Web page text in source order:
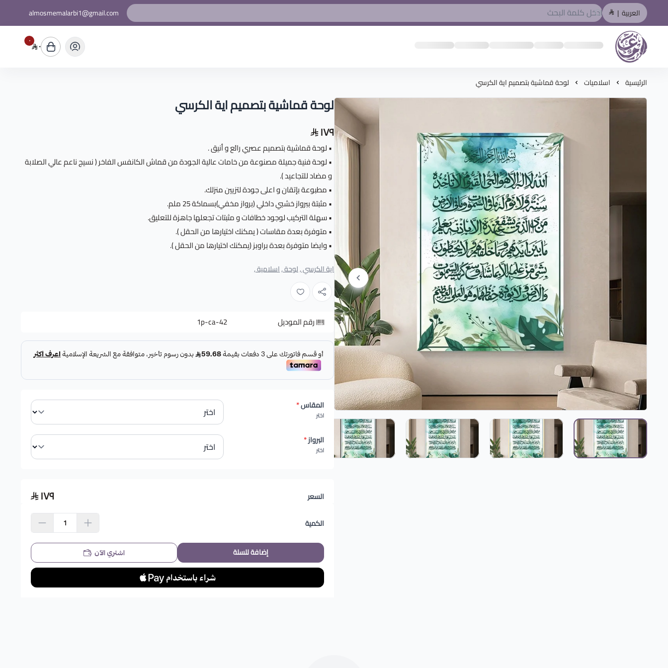
العربية |
almosmemalarbi1@gmail.com
المصمم العربي
٠ ٠
الرئيسية اسلاميات لوحة قماشية بتصميم اية الكرسي
لوحة قماشية بتصميم اية الكرسي
١٧٩
• لوحة قماشية بتصميم عصري رائع و أنيق .
• لوحة فنية جميلة مصنوعة من خامات عالية الجودة من قماش الكانفس الفاخر ( نسيج ناعم عالي الصلابة
و مضاد للتجاعيد ).
• مطبوعة بإتقان و اعلى جودة لتزيين منزلك.
• مثبتة ببرواز خشبي داخلي (برواز مخفي)بسماكة 25 ملم.
• سهلة التركيب لوجود خطافات و مثبتات تجعلها جاهزة للتعليق.
• متوفرة بعدة مقاسات ( يمكنك اختيارها من الحقل ).
• وايضا متوفرة بعدة براوبز (يمكنك اختيارها من الحقل ).
اية الكرسي ,لوحة ,اسلامية ,
رقم الموديل 1p-ca-42
المقاس*
اختر
البرواز*
اختر
السعر ١٧٩
الكمية
إضافة للسلة اشتري الآن